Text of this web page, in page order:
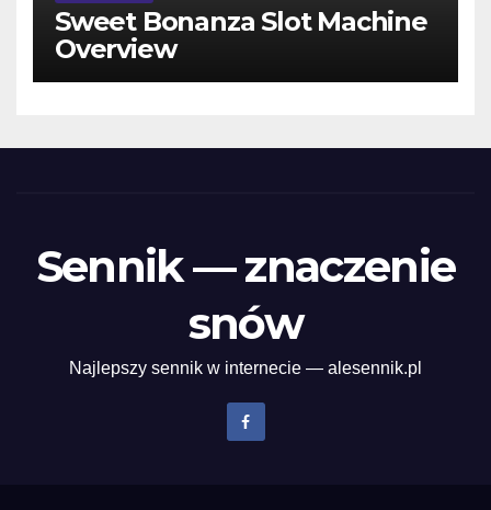
Sweet Bonanza Slot Machine
Overview
Sennik — znaczenie
snów
Najlepszy sennik w internecie — alesennik.pl